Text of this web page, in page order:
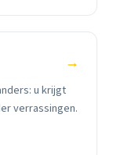
→
u krijgt
verrassingen.